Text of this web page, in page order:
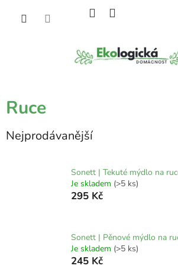
Ruce
Nejprodávanější
Sonett | Tekuté mýdlo na
Je skladem (>5 ks)
295 Kč
Sonett | Pěnové mýdlo na
Je skladem (>5 ks)
245 Kč